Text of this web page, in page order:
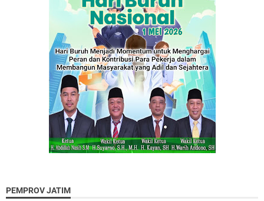
PEMPROV JATIM